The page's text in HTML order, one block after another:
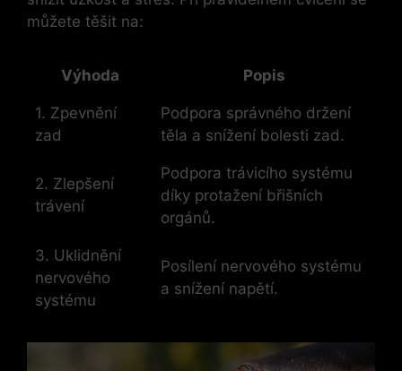
můžete těšit na:
Výhoda Popis
1. Zpevnění
zad
Podpora správného držení
těla a snížení bolesti zad.
2. Zlepšení
trávení
Podpora trávicího systému
díky protažení břišních
orgánů.
3. Uklidnění
nervového
systému
Posílení nervového systému
a snížení napětí.